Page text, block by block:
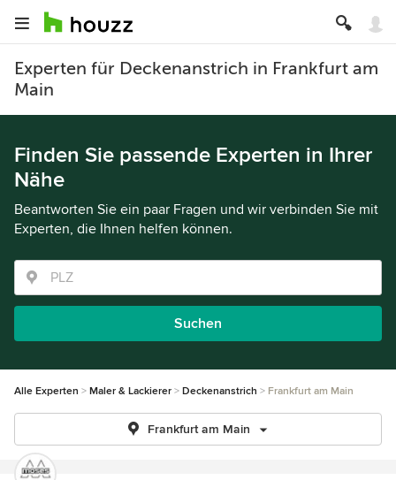
Experten für Deckenanstrich in Frankfurt am
Main
Finden Sie passende Experten in Ihrer
Nähe
Beantworten Sie ein paar Fragen und wir verbinden Sie mit
Experten, die Ihnen helfen können.
Suchen
Alle Experten Maler & Lackierer Deckenanstrich Frankfurt am Main
Frankfurt am Main